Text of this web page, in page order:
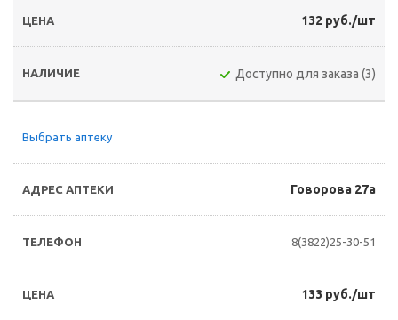
132 руб./шт
Доступно для заказа (3)
Выбрать аптеку
Говорова 27а
8(3822)25-30-51
133 руб./шт